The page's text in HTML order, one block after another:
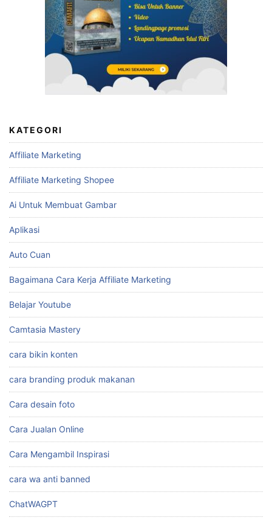
KATEGORI
Affiliate Marketing
Affiliate Marketing Shopee
Ai Untuk Membuat Gambar
Aplikasi
Auto Cuan
Bagaimana Cara Kerja Affiliate Marketing
Belajar Youtube
Camtasia Mastery
cara bikin konten
cara branding produk makanan
Cara desain foto
Cara Jualan Online
Cara Mengambil Inspirasi
cara wa anti banned
ChatWAGPT